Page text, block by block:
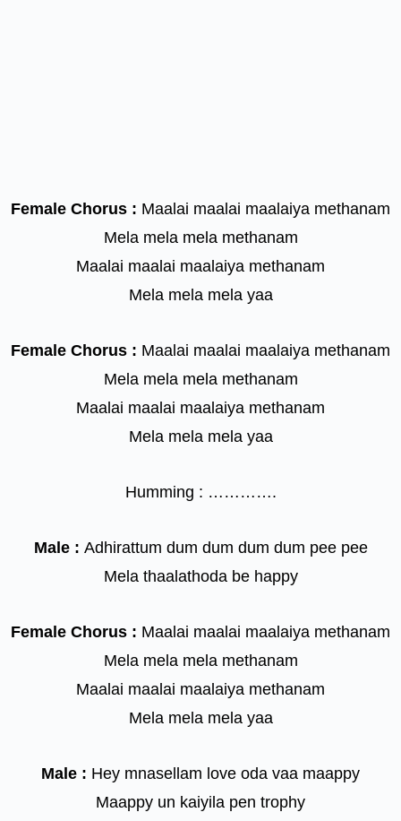
Female Chorus : Maalai maalai maalaiya methanam
Mela mela mela methanam
Maalai maalai maalaiya methanam
Mela mela mela yaa
Female Chorus : Maalai maalai maalaiya methanam
Mela mela mela methanam
Maalai maalai maalaiya methanam
Mela mela mela yaa
Humming : ………….
Male : Adhirattum dum dum dum dum pee pee
Mela thaalathoda be happy
Female Chorus : Maalai maalai maalaiya methanam
Mela mela mela methanam
Maalai maalai maalaiya methanam
Mela mela mela yaa
Male : Hey mnasellam love oda vaa maappy
Maappy un kaiyila pen trophy